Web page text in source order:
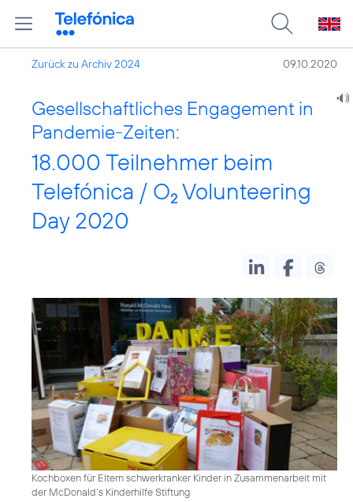
Zurück zu Archiv 2024 09.10.2020
Gesellschaftliches Engagement in
Pandemie-Zeiten:
18.000 Teilnehmer beim
Telefónica / O2 Volunteering
Day 2020
Kochboxen für Eltern schwerkranker Kinder in Zusammenarbeit mit
der McDonald‘s Kinderhilfe Stiftung